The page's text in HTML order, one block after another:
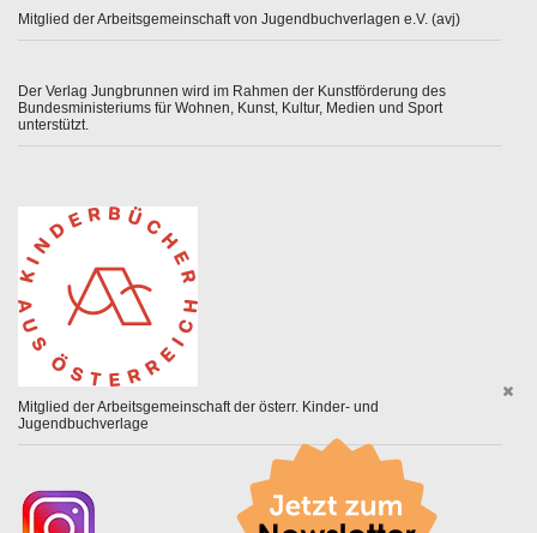
Mitglied der Arbeitsgemeinschaft von Jugendbuchverlagen e.V. (avj)
Der Verlag Jungbrunnen wird im Rahmen der Kunstförderung des
Bundesministeriums für Wohnen, Kunst, Kultur, Medien und Sport
unterstützt.
Mitglied der Arbeitsgemeinschaft der österr. Kinder- und
Jugendbuchverlage